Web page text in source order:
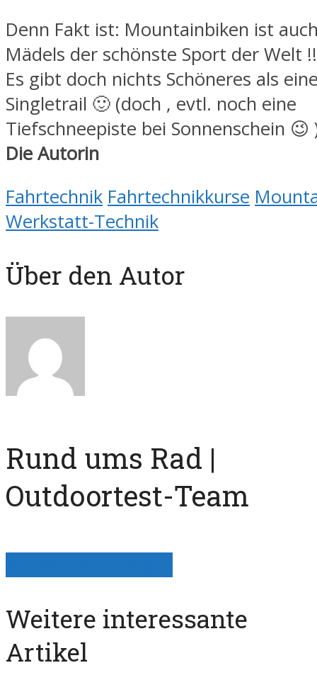
Denn Fakt ist: Mountainbiken ist
Mädels der schönste Sport der Welt !!
Es gibt doch nichts Schöneres als
Singletrail 🙂 (doch , evtl. noch eine
Tiefschneepiste bei Sonnenschein 😉
Die Autorin
Fahrtechnik Fahrtechnikkurse
Werkstatt-Technik
Über den Autor
Rund ums Rad |
Outdoortest-Team
Weitere interessante
Artikel